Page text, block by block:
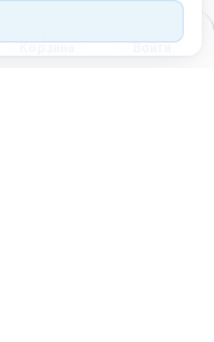
Корзина Войти